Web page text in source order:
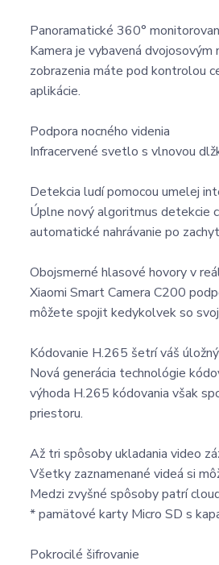
Panoramatické 360°
Kamera je vybavená
zobrazenia máte pod kontrolou
aplikácie.
Podpora nocného videnia
Infracervené svetlo s vlnovou
Detekcia ludí pomocou umelej
Úplne nový algoritmus detekcie
automatické nahrávanie po
Obojsmerné hlasové hovory v
Xiaomi Smart Camera C200
môžete spojit kedykolvek so
Kódovanie H.265 šetrí váš
Nová generácia technológie
výhoda H.265 kódovania však
priestoru.
Až tri spôsoby ukladania video
Všetky zaznamenané videá si
Medzi zvyšné spôsoby patrí
* pamätové karty Micro SD s
Pokrocilé šifrovanie